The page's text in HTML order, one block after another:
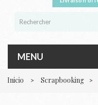
MENU
Inicio > Scrapbooking >